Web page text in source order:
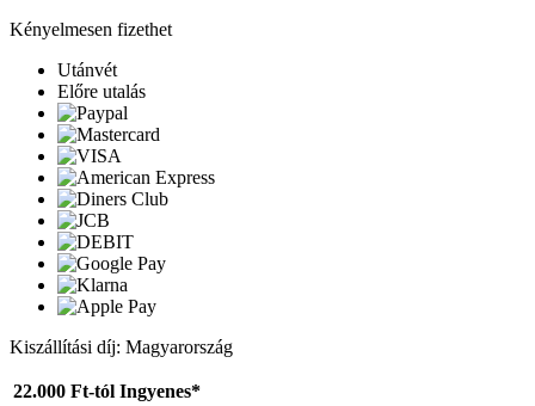
Kényelmesen fizethet
Utánvét
Előre utalás
Kiszállítási díj: Magyarország
22.000 Ft-tól Ingyenes*